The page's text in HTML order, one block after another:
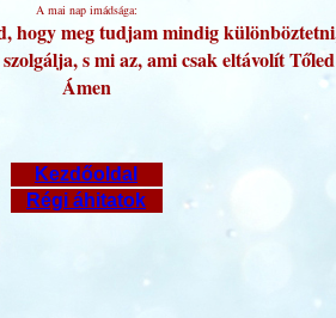
A mai nap imádsága:
hogy meg tudjam mindig
s mi az, ami csak eltávolít
Ámen
Kezdőoldal
Régi áhitatok